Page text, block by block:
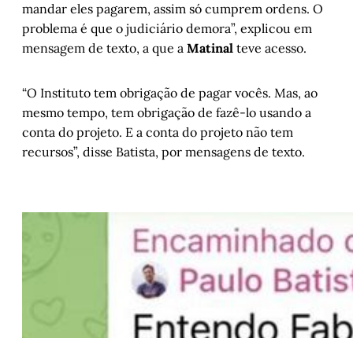
mandar eles pagarem, assim só cumprem ordens. O
problema é que o judiciário demora”, explicou em
mensagem de texto, a que a Matinal teve acesso.
“O Instituto tem obrigação de pagar vocês. Mas, ao
mesmo tempo, tem obrigação de fazê-lo usando a
conta do projeto. E a conta do projeto não tem
recursos”, disse Batista, por mensagens de texto.